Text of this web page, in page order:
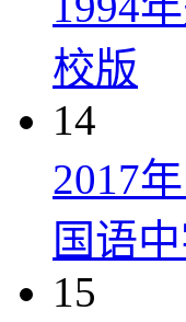
校版
14
2017
国语
15